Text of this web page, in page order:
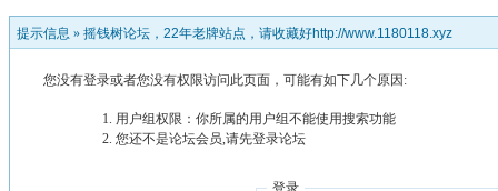
提示信息 » 摇钱树论坛，22年老牌站点，请收藏好http://www.1180118.xyz
您没有登录或者您没有权限访问此页面，可能有如下几个原因:
用户组权限：你所属的用户组不能使用搜索功能
您还不是论坛会员,请先登录论坛
登录